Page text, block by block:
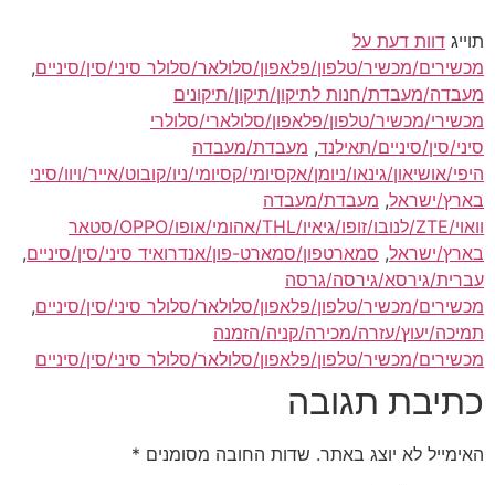
תוייג דוות דעת על
מכשירים/מכשיר/טלפון/פלאפון/סלולאר/סלולר סיני/סין/סיניים,
מעבדה/מעבדת/חנות לתיקון/תיקון/תיקונים
מכשירי/מכשיר/טלפון/פלאפון/סלולארי/סלולרי
סיני/סין/סיניים/תאילנד, מעבדת/מעבדה
היפי/אושיאון/גינאו/ניומן/אקסיומי/קסיומי/ניו/קובוט/אייר/ויוו/סיני
בארץ/ישראל, מעבדת/מעבדה
וואוי/ZTE/לנובו/זופו/גיאיו/THL/אהומי/אופו/OPPO/סטאר
בארץ/ישראל, סמארטפון/סמארט-פון/אנדרואיד סיני/סין/סיניים,
עברית/גירסא/גירסה/גרסה
מכשירים/מכשיר/טלפון/פלאפון/סלולאר/סלולר סיני/סין/סיניים,
תמיכה/יעוץ/עזרה/מכירה/קניה/הזמנה
מכשירים/מכשיר/טלפון/פלאפון/סלולאר/סלולר סיני/סין/סיניים
כתיבת תגובה
האימייל לא יוצג באתר. שדות החובה מסומנים *